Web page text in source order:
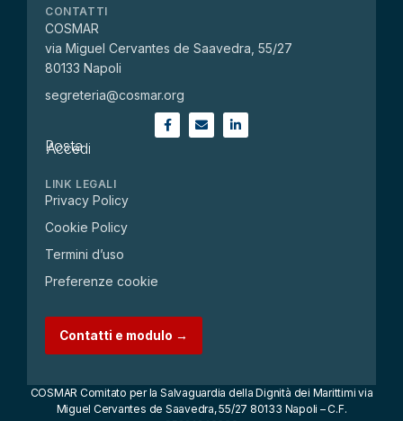
CONTATTI
COSMAR
via Miguel Cervantes de Saavedra, 55/27
80133 Napoli
segreteria@cosmar.org
Posta
Accedi
LINK LEGALI
Privacy Policy
Cookie Policy
Termini d’uso
Preferenze cookie
Contatti e modulo →
COSMAR Comitato per la Salvaguardia della Dignità dei Marittimi via
Miguel Cervantes de Saavedra, 55/27 80133 Napoli – C.F.